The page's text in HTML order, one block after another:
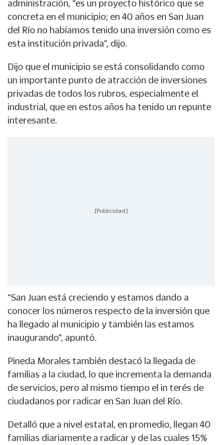
administración, “es un proyecto histórico que se
concreta en el municipio; en 40 años en San Juan
del Río no habíamos tenido una inversión como es
esta institución privada”, dijo.
Dijo que el municipio se está consolidando como
un importante punto de atracción de inversiones
privadas de todos los rubros, especialmente el
industrial, que en estos años ha tenido un repunte
interesante.
[Publicidad]
“San Juan está creciendo y estamos dando a
conocer los números respecto de la inversión que
ha llegado al municipio y también las estamos
inaugurando”, apuntó.
Pineda Morales también destacó la llegada de
familias a la ciudad, lo que incrementa la demanda
de servicios, pero al mismo tiempo el in terés de
ciudadanos por radicar en San Juan del Río.
Detalló que a nivel estatal, en promedio, llegan 40
familias diariamente a radicar y de las cuales 15%